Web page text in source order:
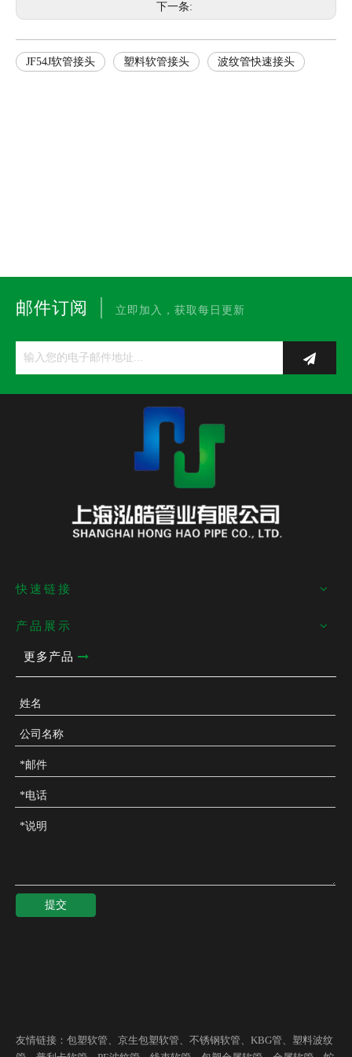
下一条:
JF54J软管接头 塑料软管接头 波纹管快速接头
邮件订阅 | 立即加入，获取每日更新
快速链接
产品展示
更多产品
提交
友情链接： 包塑软管、 京生包塑软管、 不锈钢软管、 KBG管、 塑料波纹